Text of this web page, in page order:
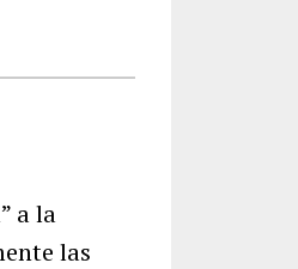
a la
las